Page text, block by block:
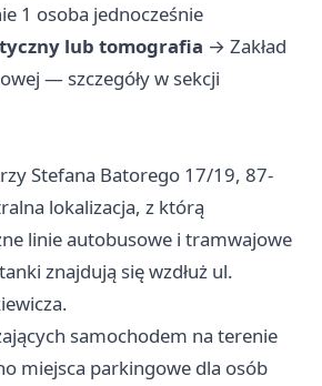
1 osoba jednocześnie
lub tomografia → Zakład
— szczegóły w sekcji
Stefana Batorego 17/19, 87-
lokalizacja, z którą
linie autobusowe i tramwajowe
znajdują się wzdłuż ul.
samochodem na terenie
miejsca parkingowe dla osób